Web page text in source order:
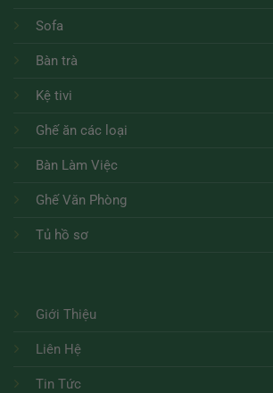
Sofa
Bàn trà
Kệ tivi
Ghế ăn các loại
Bàn Làm Việc
Ghế Văn Phòng
Tủ hồ sơ
Giới Thiệu
Liên Hệ
Tin Tức